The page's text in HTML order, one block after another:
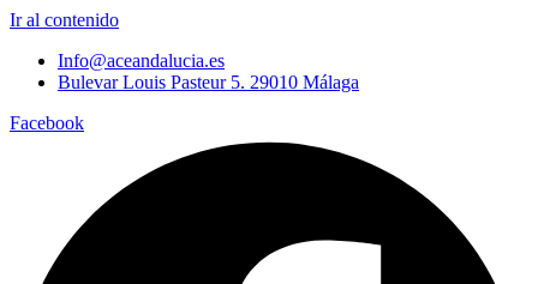
Ir al contenido
Info@aceandalucia.es
Bulevar Louis Pasteur 5. 29010 Málaga
Facebook